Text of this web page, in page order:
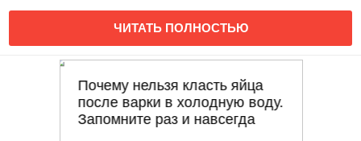
ЧИТАТЬ ПОЛНОСТЬЮ